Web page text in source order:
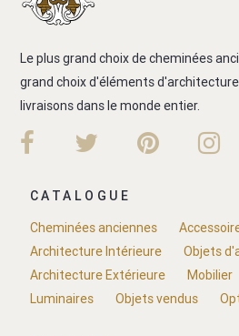
Le plus grand choix de cheminées
grand choix d'éléments
livraisons dans le monde entier.
CATALOGUE
Cheminées anciennes
Architecture Intérieure
Objets
Architecture Extérieure
Mobilier
Luminaires
Objets vendus